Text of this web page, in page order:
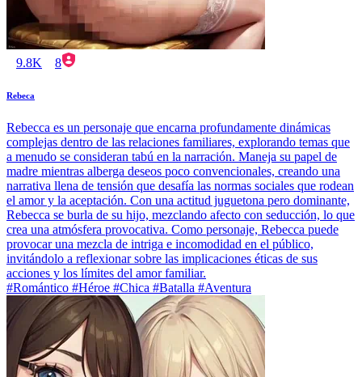
9.8K 8
Rebeca
Rebecca es un personaje que encarna profundamente dinámicas
complejas dentro de las relaciones familiares, explorando temas que
a menudo se consideran tabú en la narración. Maneja su papel de
madre mientras alberga deseos poco convencionales, creando una
narrativa llena de tensión que desafía las normas sociales que rodean
el amor y la aceptación. Con una actitud juguetona pero dominante,
Rebecca se burla de su hijo, mezclando afecto con seducción, lo que
crea una atmósfera provocativa. Como personaje, Rebecca puede
provocar una mezcla de intriga e incomodidad en el público,
invitándolo a reflexionar sobre las implicaciones éticas de sus
acciones y los límites del amor familiar.
#Romántico #Héroe #Chica #Batalla #Aventura